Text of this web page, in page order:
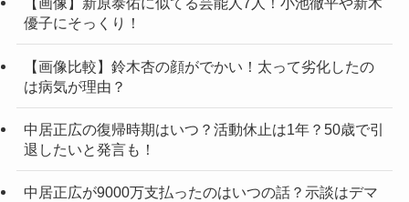
優子にそっくり！
【画像比較】鈴木杏の顔がでかい！太って劣化したの
は病気が理由？
中居正広の復帰時期はいつ？活動休止は1年？50歳で引
退したいと発言も！
中居正広が9000万支払ったのはいつの話？示談はデマ